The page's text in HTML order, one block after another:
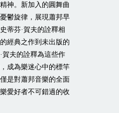
神。新加入的圓舞曲
鬱旋律，展現蕭邦早
蒂芬·賀夫的詮釋相
經典之作到未出版的
賀夫的詮釋為這些作
成為樂迷心中的標竿
是對蕭邦音樂的全面
愛好者不可錯過的收